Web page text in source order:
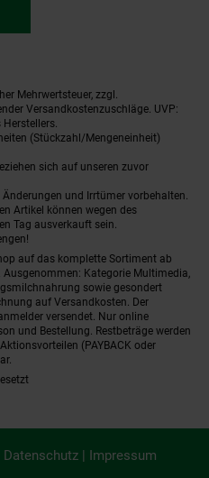
Mehrwertsteuer, zzgl.
Versandkostenzuschläge. UVP:
(Stückzahl/Mengeneinheit)
sich auf unseren zuvor
und Irrtümer vorbehalten.
Artikel können wegen des
Tag ausverkauft sein.
auf das komplette Sortiment ab
Kategorie Multimedia,
sowie gesondert
auf Versandkosten. Der
versendet. Nur online
und Bestellung. Restbeträge werden
(PAYBACK oder
Datenschutz | Impressum